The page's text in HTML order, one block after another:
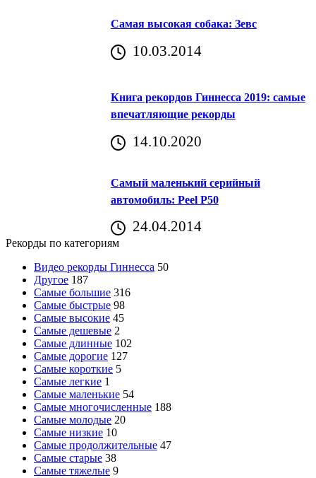
Самая высокая собака: Зевс
10.03.2014
Книга рекордов Гиннесса 2019: самые
впечатляющие рекорды
14.10.2020
Самый маленький серийный
автомобиль: Peel P50
24.04.2014
Рекорды по категориям
Видео рекорды Гиннесса 50
Другое 187
Самые большие 316
Самые быстрые 98
Самые высокие 45
Самые дешевые 2
Самые длинные 102
Самые дорогие 127
Самые короткие 5
Самые легкие 1
Самые маленькие 54
Самые многочисленные 188
Самые молодые 20
Самые низкие 10
Самые продолжительные 47
Самые старые 38
Самые тяжелые 9